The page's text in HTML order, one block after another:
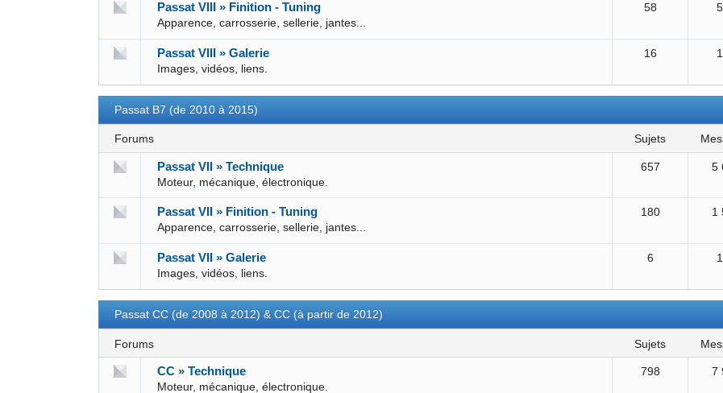
Passat VIII » Finition - Tuning
Apparence, carrosserie, sellerie, jantes...
58
Passat VIII » Galerie
Images, vidéos, liens.
16
Passat B7 (de 2010 à 2015)
Forums sujets
Passat VII » Technique
Moteur, mécanique, électronique.
657 5
Passat VII » Finition - Tuning
Apparence, carrosserie, sellerie, jantes...
180 1
Passat VII » Galerie
Images, vidéos, liens.
6
Passat CC (de 2008 à 2012) & CC (à partir de 2012)
Forums sujets
CC » Technique
Moteur, mécanique, électronique.
798 7